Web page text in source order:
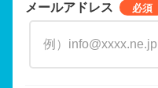
メールアドレス